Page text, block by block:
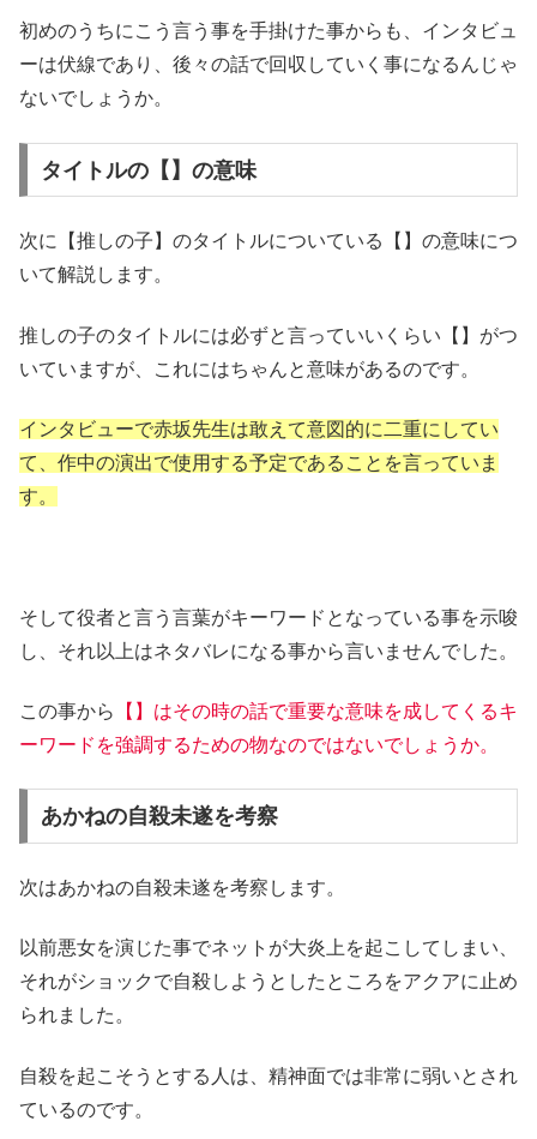
初めのうちにこう言う事を手掛けた事からも、インタビュ
ーは伏線であり、後々の話で回収していく事になるんじゃ
ないでしょうか。
タイトルの【】の意味
次に【推しの子】のタイトルについている【】の意味につ
いて解説します。
推しの子のタイトルには必ずと言っていいくらい【】がつ
いていますが、これにはちゃんと意味があるのです。
インタビューで赤坂先生は敢えて意図的に二重にしてい
て、作中の演出で使用する予定であることを言っていま
す。
そして役者と言う言葉がキーワードとなっている事を示唆
し、それ以上はネタバレになる事から言いませんでした。
この事から
【】はその時の話で重要な意味を成してくるキ
ーワードを強調するための物なのではないでしょうか。
あかねの自殺未遂を考察
次はあかねの自殺未遂を考察します。
以前悪女を演じた事でネットが大炎上を起こしてしまい、
それがショックで自殺しようとしたところをアクアに止め
られました。
自殺を起こそうとする人は、精神面では非常に弱いとされ
ているのです。